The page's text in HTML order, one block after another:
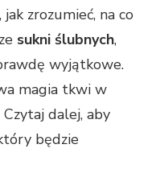
zrozumieć, na co
sukni ślubnych,
wyjątkowe.
magia tkwi w
Czytaj dalej, aby
będzie